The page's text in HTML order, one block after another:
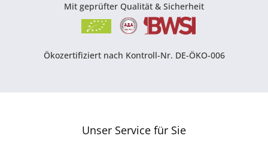
Mit geprüfter Qualität & Sicherheit
Ökozertifiziert nach Kontroll-Nr. DE-ÖKO-006
Unser Service für Sie